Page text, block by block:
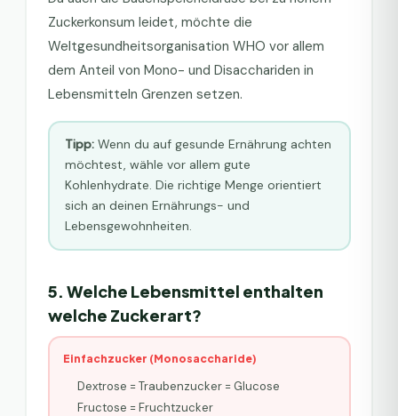
Zuckerkonsum leidet, möchte die
Weltgesundheitsorganisation WHO vor allem
dem Anteil von Mono- und Disacchariden in
Lebensmitteln Grenzen setzen.
Tipp: Wenn du auf gesunde Ernährung achten
möchtest, wähle vor allem gute
Kohlenhydrate. Die richtige Menge orientiert
sich an deinen Ernährungs- und
Lebensgewohnheiten.
5. Welche Lebensmittel enthalten
welche Zuckerart?
Einfachzucker (Monosaccharide)
Dextrose = Traubenzucker = Glucose
Fructose = Fruchtzucker